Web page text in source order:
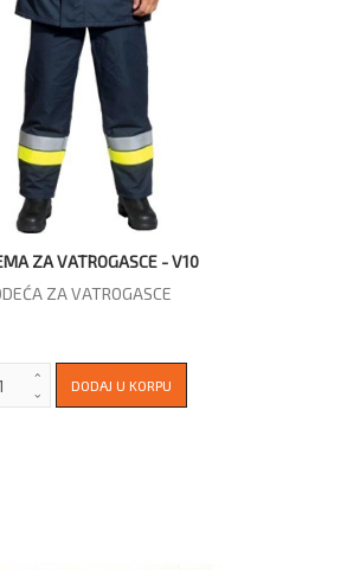
ZA VATROGASCE - V10
ZA VATROGASCE